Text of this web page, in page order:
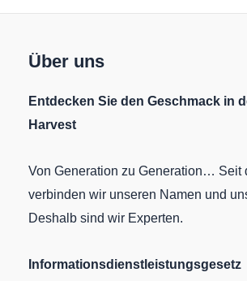
Über uns
Entdecken Sie den Geschmack in
Harvest
Von Generation zu Generation… Seit
verbinden wir unseren Namen und
Deshalb sind wir Experten.
Informationsdienstleistungsgesetz